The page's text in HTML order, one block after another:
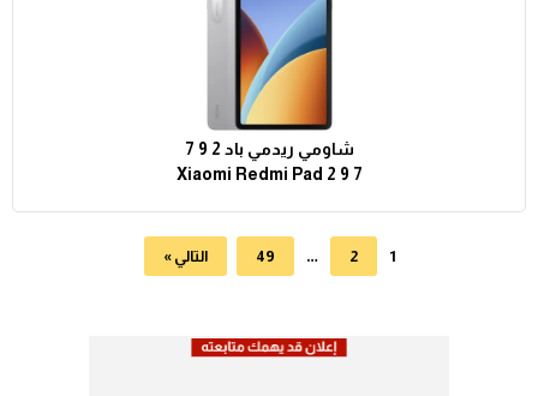
شاومي ريدمي باد 2 9 7
Xiaomi Redmi Pad 2 9 7
1
2
…
49 التالي »